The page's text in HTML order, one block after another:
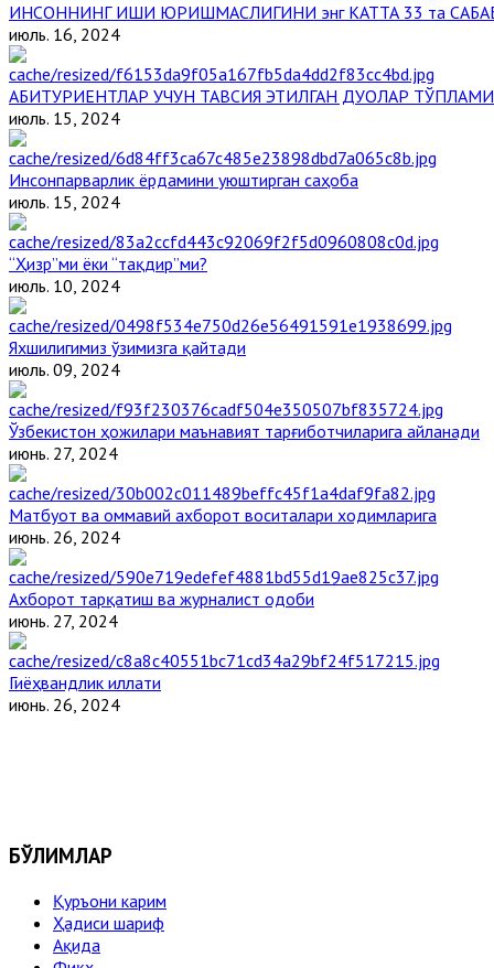
ИНСОННИНГ ИШИ ЮРИШМАСЛИГИНИ энг КАТТА 33 та
июль. 16, 2024
АБИТУРИЕНТЛАР УЧУН ТАВСИЯ ЭТИЛГАН ДУОЛАР ТЎПЛАМИ
июль. 15, 2024
Инсонпарварлик ёрдамини уюштирган саҳоба
июль. 15, 2024
“Ҳизр”ми ёки “тақдир”ми?
июль. 10, 2024
Яхшилигимиз ўзимизга қайтади
июль. 09, 2024
Ўзбекистон ҳожилари маънавият тарғиботчиларига айланади
июнь. 27, 2024
Матбуот ва оммавий ахборот воситалари ходимларига
июнь. 26, 2024
Ахборот тарқатиш ва журналист одоби
июнь. 27, 2024
Гиёҳвандлик иллати
июнь. 26, 2024
БЎЛИМЛАР
Қуръони карим
Ҳадиси шариф
Ақида